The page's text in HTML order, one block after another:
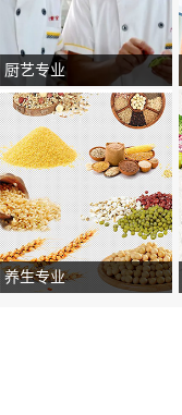
厨艺专业
养生专业